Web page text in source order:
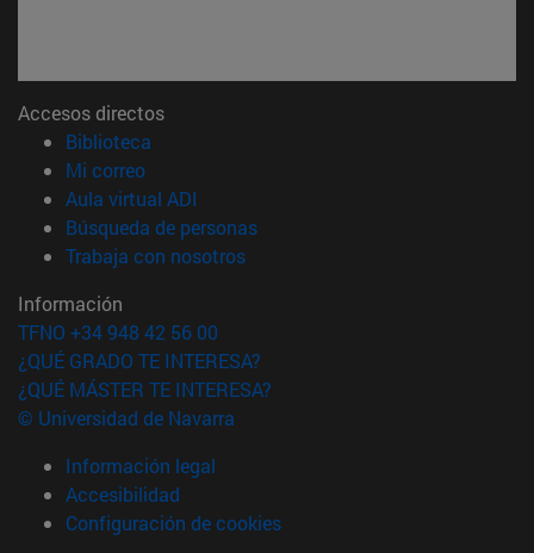
Accesos directos
Biblioteca
Mi correo(abre en nueva ventana)
Aula virtual ADI
Búsqueda de personas(abre en nueva ventana)
Trabaja con nosotros(abre en nueva ventana)
Información
TFNO +34 948 42 56 00
¿QUÉ GRADO TE INTERESA?
¿QUÉ MÁSTER TE INTERESA?
© Universidad de Navarra
Información legal
Accesibilidad
Configuración de cookies